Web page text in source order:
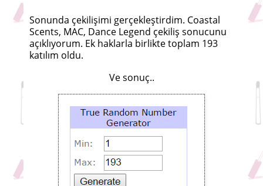
Sonunda çekilişimi gerçekleştirdim. Coastal
Scents, MAC, Dance Legend çekiliş sonucunu
açıklıyorum. Ek haklarla birlikte toplam 193
katılım oldu.
Ve sonuç..